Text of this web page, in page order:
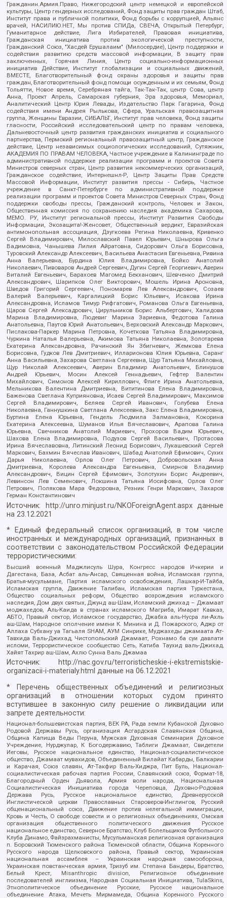
Гражданин.Армия.Право, Нижегородский центр немецкой и европейской
культуры, Центр гендерных исследований, Фонд защиты прав граждан Штаб,
Институт права и публичной политики, Фонд борьбы с коррупцией, Альянс
врачей, НАСИЛИЮ.НЕТ, Мы против СПИДа, СВЕЧА, Открытый Петербург,
Гуманитарное действие, Лига Избирателей, Правовая инициатива,
Гражданская инициатива против экологической преступности,
Гражданский Союз, "Хасдей Ерушалаим" (Милосердие), Центр поддержки и
содействия развитию средств массовой информации, В защиту прав
заключенных, Горячая Линия, Центр социально-информационных
инициатив Действие, Институт глобализации и социальных движений,
ВМЕСТЕ, Благотворительный фонд охраны здоровья и защиты прав
граждан, Благотворительный фонд помощи осужденным и их семьям, Фонд
Тольятти, Новое время, Серебряная тайга, Так-Так-Так, центр Сова, центр
Анна, Проект Апрель, Самарская губерния, Эра здоровья, Мемориал,
Аналитический Центр Юрия Левады, Издательство Парк Гагарина, Фонд
содействия имени Андрея Рылькова, Сфера, Уральская правозащитная
группа, Женщины Евразии, СИБАЛЬТ, Институт прав человека, Фонд защиты
гласности, Российский исследовательский центр по правам человека,
Дальневосточный центр развития гражданских инициатив и социального
партнерства, Пермский региональный правозащитный центр, Гражданское
действие, Центр независимых социологических исследований, Сутяжник,
АКАДЕМИЯ ПО ПРАВАМ ЧЕЛОВЕКА, Частное учреждение в Калининграде по
административной поддержке реализации программ и проектов Совета
Министров северных стран, Центр развития некоммерческих организаций,
Гражданское содействие, Интернешнл-Р, Центр Защиты Прав Средств
Массовой Информации, Институт развития прессы - Сибирь, Частное
учреждение в Санкт-Петербурге по административной поддержке
реализации программ и проектов Совета Министров Северных Стран, Фонд
поддержки свободы прессы, Гражданский контроль, Человек и Закон,
Общественная комиссия по сохранению наследия академика Сахарова,
МЕМО. РУ, Институт региональной прессы, Институт Развития Свободы
Информации, Экозащита!-Женсовет, Общественный вердикт, Евразийская
антимонопольная ассоциация, Дзугкоева Регина Николаевна, Кривенко
Сергей Владимирович, Милославский Павел Юрьевич, Шнырова Ольга
Вадимовна, Чанышева Лилия Айратовна, Сидорович Ольга Борисовна,
Туровский Александр Алексеевич, Васильева Анастасия Евгеньевна, Ривина
Анна Валерьевна, Бурдина Юлия Владимировна, Бойко Анатолий
Николаевич, Пивоваров Андрей Сергеевич, Дугин Сергей Георгиевич, Аверин
Виталий Евгеньевич, Барахоев Магомед Бекханович, Шевченко Дмитрий
Александрович, Шарипков Олег Викторович, Мошель Ирина Ароновна,
Шведов Григорий Сергеевич, Пономарев Лев Александрович, Созаев
Валерий Валерьевич, Каргалицкий Борис Юльевич, Исакова Ирина
Александровна, Исламов Тимур Рифгатович, Романова Ольга Евгеньевна,
Щаров Сергей Алексадрович, Цирульников Борис Альбертович, Халидова
Марина Владимировна, Людевиг Марина Зариевна, Федотова Галина
Анатольевна, Паутов Юрий Анатольевич, Верховский Александр Маркович,
Пислакова-Паркер Марина Петровна, Кочеткова Татьяна Владимировна,
Чуркина Наталья Валерьевна, Акимова Татьяна Николаевна, Золотарева
Екатерина Александровна, Рачинский Ян Збигневич, Жемкова Елена
Борисовна, Гудков Лев Дмитриевич, Илларионова Юлия Юрьевна, Саранг
Анна Васильевна, Захарова Светлана Сергеевна, Щур Татьяна Михайловна,
Щур Николай Алексеевич, Аверин Владимир Анатольевич, Блинушов
Андрей Юрьевич, Мосин Алексей Геннадьевич, Гефтер Валентин
Михайлович, Симонов Алексей Кириллович, Флиге Ирина Анатольевна,
Мельникова Валентина Дмитриевна, Вититинова Елена Владимировна,
Баженова Светлана Куприяновна, Исаев Сергей Владимирович, Максимов
Сергей Владимирович, Беляев Сергей Иванович, Голубева Елена
Николаевна, Ганнушкина Светлана Алексеевна, Закс Елена Владимировна,
Буртина Елена Юрьевна, Гендель Людмила Залмановна, Кокорина
Екатерина Алексеевна, Шуманов Илья Вячеславович, Арапова Галина
Юрьевна, Свечников Анатолий Мариевич, Прохоров Вадим Юрьевич,
Шахова Елена Владимировна, Подузов Сергей Васильевич, Протасова
Ирина Вячеславовна, Литинский Леонид Борисович, Лукашевский Сергей
Маркович, Бахмин Вячеслав Иванович, Шабад Анатолий Ефимович, Сухих
Дарья Николаевна, Орлов Олег Петрович, Добровольская Анна
Дмитриевна, Королева Александра Евгеньевна, Смирнов Владимир
Александрович, Вицин Сергей Ефимович, Золотухин Борис Андреевич,
Левинсон Лев Семенович, Локшина Татьяна Иосифовна, Орлов Олег
Петрович, Полякова Мара Федоровна, Резник Генри Маркович, Захаров
Герман Константинович
Источник: http://unro.minjust.ru/NKOForeignAgent.aspxданные
на23.12.2021
* Единый федеральный список организаций, в том числе
иностранных и международных организаций, признанных в
соответствии с законодательством Российской Федерации
террористическими:
Высший военный Маджлисуль Шура, Конгресс народов Ичкерии и
Дагестана, База, Асбат аль-Ансар, Священная война, Исламская группа,
Братья-мусульмане, Партия исламского освобождения, Лашкар-И-Тайба,
Исламская группа, Движение Талибан, Исламская партия Туркестана,
Общество социальных реформ, Общество возрождения исламского
наследия, Дом двух святых, Джунд аш-Шам, Исламский джихад – Джамаат
моджахедов, Аль-Каида в странах исламского Магриба, Имарат Кавказ,
АБТО, Правый сектор, Исламское государство, Джабха аль-Нусра ли-Ахль
аш-Шам, Народное ополчение имени К. Минина и Д. Пожарского, Аджр от
Аллаха Субхану уа Тагьаля SHAM, АУМ Синрике, Муджахеды джамаата Ат-
Тавхида Валь-Джихад, Чистопольский Джамаат, Рохнамо ба суи давлати
исломи, Террористическое сообщество Сеть, Катиба Таухид валь-Джихад,
Хайят Тахрир аш-Шам, Ахлю Сунна Валь Джамаа
Источник:
http://nac.gov.ru/terroristicheskie-i-ekstremistskie-
organizacii-i-materialy.html данные на06.12.2021
* Перечень общественных объединений и религиозных
организаций в отношении которых судом принято
вступившее в законную силу решение о ликвидации или
запрете деятельности:
Национал-большевистская партия, ВЕК РА, Рада земли Кубанской Духовно
Родовой Державы Русь, организация Асгардская Славянская Община,
Община Капища Веды Перуна, Мужская Духовная Семинария Духовное
Учреждение, Нурджулар, К Богодержавию, Таблиги Джамаат, Свидетели
Иеговы, Русское национальное единство, Национал-социалистическое
общество, Джамаат мувахидов, Объединенный Вилайат Кабарды, Балкарии
и Карачая, Союз славян, Ат-Такфир Валь-Хиджра, Пит Буль, Национал-
социалистическая рабочая партия России, Славянский союз, Формат-18,
Благородный Орден Дьявола, Армия воли народа, Национальная
Социалистическая Инициатива города Череповца, Духовно-Родовая
Держава Русь, Русское национальное единство, Древнерусской
Инглистической церкви Православных Староверов-Инглингов, Русский
общенациональный союз, Движение против нелегальной иммиграции,
Кровь и Честь, О свободе совести и о религиозных объединениях, Омская
организация общественного политического движения Русское
национальное единство, Северное Братство, Клуб Болельщиков Футбольного
Клуба Динамо, Файзрахманисты, Мусульманская религиозная организация
п. Боровский Тюменского района Тюменской области, Община Коренного
Русского народа Щелковского района, Правый сектор, Украинская
национальная ассамблея – Украинская народная самооборона,
Украинская повстанческая армия, Тризуб им. Степана Бандеры, Братство,
Белый Крест, Misanthropic division, Религиозное объединение
последователей инглиизма, Народная Социальная Инициатива, TulaSkins,
Этнополитическое объединение Русские, Русское национальное
объединение Атака, Мечеть Мирмамеда, Община Коренного Русского